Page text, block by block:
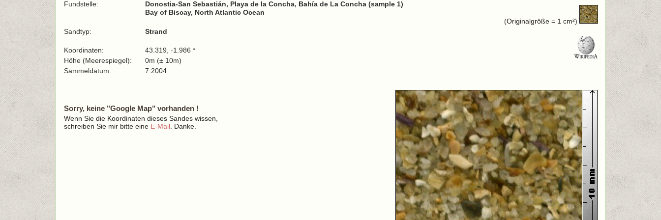
(Originalgröße = 1 cm²)
Fundstelle:
Donostia-San Sebastián, Playa de la Concha, Bahía de La Concha (sample 1)
Bay of Biscay, North Atlantic Ocean
Sandtyp: Strand
Koordinaten:
43.319, -1.986 *
Höhe (Meerespiegel):
0m (± 10m)
Sammeldatum:
7.2004
Sorry, keine "Google Map" vorhanden !
Wenn Sie die Koordinaten dieses Sandes wissen,
schreiben Sie mir bitte eine E-Mail . Danke.